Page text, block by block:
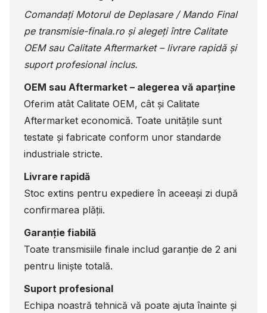
Comandați Motorul de Deplasare / Mando Final
pe transmisie-finala.ro și alegeți între Calitate
OEM sau Calitate Aftermarket – livrare rapidă și
suport profesional inclus.
OEM sau Aftermarket – alegerea vă aparține
Oferim atât Calitate OEM, cât și Calitate
Aftermarket economică. Toate unitățile sunt
testate și fabricate conform unor standarde
industriale stricte.
Livrare rapidă
Stoc extins pentru expediere în aceeași zi după
confirmarea plății.
Garanție fiabilă
Toate transmisiile finale includ garanție de 2 ani
pentru liniște totală.
Suport profesional
Echipa noastră tehnică vă poate ajuta înainte și